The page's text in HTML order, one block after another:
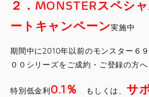
２．MONSTERスペシ
ートキャンペーン実施中
期間中に2010年以前のモンスター６
００シリーズをご成約・ご登録の方へ
特別低金利0.1％ もしくは、 サ